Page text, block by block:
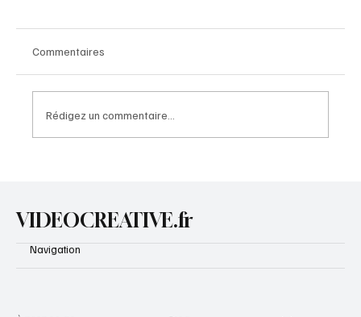
Commentaires
Rédigez un commentaire...
VIDEOCREATIVE.fr
Navigation